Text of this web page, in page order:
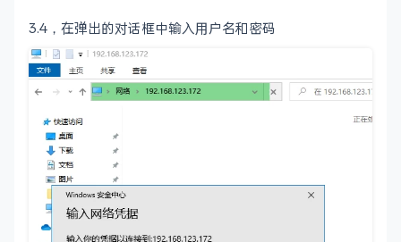
3.4，在弹出的对话框中输入用户名和密码